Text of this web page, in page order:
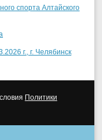
спорта Алтайского
г., г. Челябинск
Политики